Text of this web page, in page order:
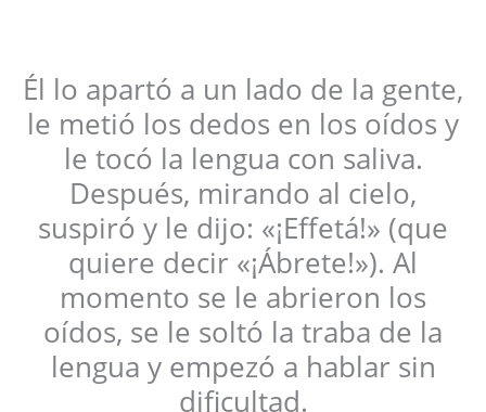
Él lo apartó a un lado de la gente,
le metió los dedos en los oídos y
le tocó la lengua con saliva.
Después, mirando al cielo,
suspiró y le dijo: «¡Effetá!» (que
quiere decir «¡Ábrete!»). Al
momento se le abrieron los
oídos, se le soltó la traba de la
lengua y empezó a hablar sin
dificultad.